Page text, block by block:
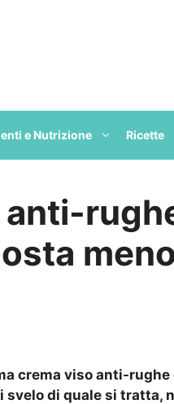
e Nutrizione Ricette
crema viso anti-
svelo di quale si tratta,